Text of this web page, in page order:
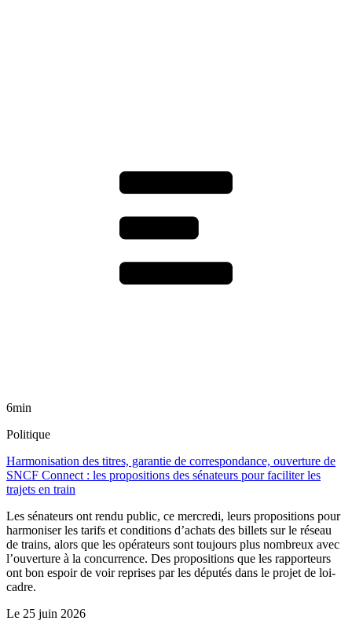
6min
Politique
Harmonisation des titres, garantie de correspondance, ouverture de
SNCF Connect : les propositions des sénateurs pour faciliter les
trajets en train
Les sénateurs ont rendu public, ce mercredi, leurs propositions pour
harmoniser les tarifs et conditions d’achats des billets sur le réseau
de trains, alors que les opérateurs sont toujours plus nombreux avec
l’ouverture à la concurrence. Des propositions que les rapporteurs
ont bon espoir de voir reprises par les députés dans le projet de loi-
cadre.
Le 25 juin 2026